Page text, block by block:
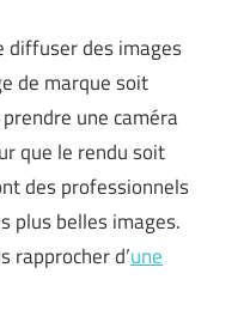
diffuser des images
de marque soit
une caméra
que le rendu soit
des professionnels
plus belles images.
rapprocher d’une